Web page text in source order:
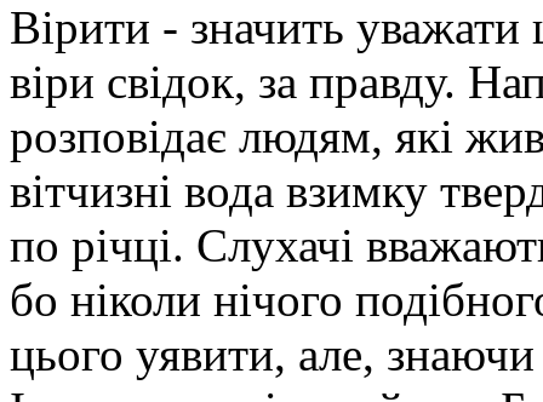
Вірити - значить
віри свідок, за правду.
розповідає людям, які
вітчизні вода взимку
по річці. Слухачі
бо ніколи нічого
цього уявити, але,